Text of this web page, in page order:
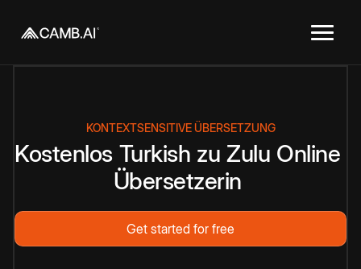
KONTEXTSENSITIVE ÜBERSETZUNG
Kostenlos Turkish zu Zulu Online
Übersetzerin
Get started for free